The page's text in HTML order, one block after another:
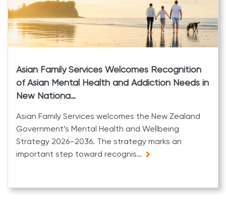
Asian Family Services Welcomes Recognition
of Asian Mental Health and Addiction Needs in
New Nationa…
Asian Family Services welcomes the New Zealand
Government’s Mental Health and Wellbeing
Strategy 2026–2036. The strategy marks an
important step toward recognis…